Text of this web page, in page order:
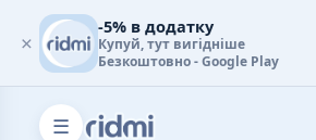
☰
×
-5% в додатку
Купуй, тут вигідніше
Безкоштовно - Google Play